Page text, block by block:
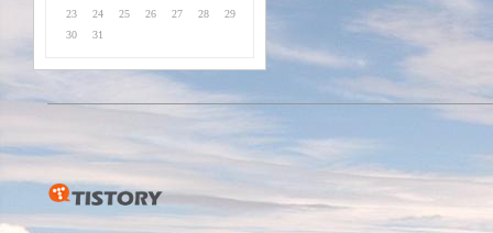
23
24 25 26 27 28
29
30
31